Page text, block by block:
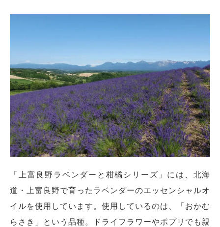
「上富良野ラベンダーと柑橘シリーズ」には、北海
道・上富良野で育ったラベンダーのエッセンシャルオ
イルを使用しています。使用しているのは、「おかむ
らさき」という品種。ドライフラワーやポプリでも親